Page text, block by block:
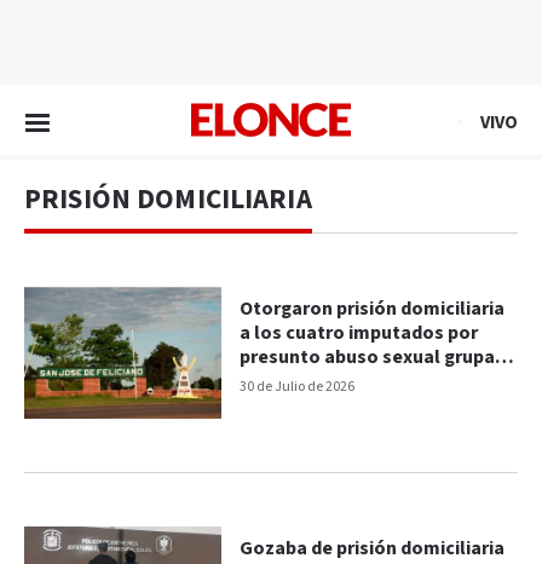
VIVO
PRISIÓN DOMICILIARIA
30 de Julio de 2026
Otorgaron prisión domiciliaria
a los cuatro imputados por
presunto abuso sexual grupal a
una joven en Feliciano
Gozaba de prisión domiciliaria